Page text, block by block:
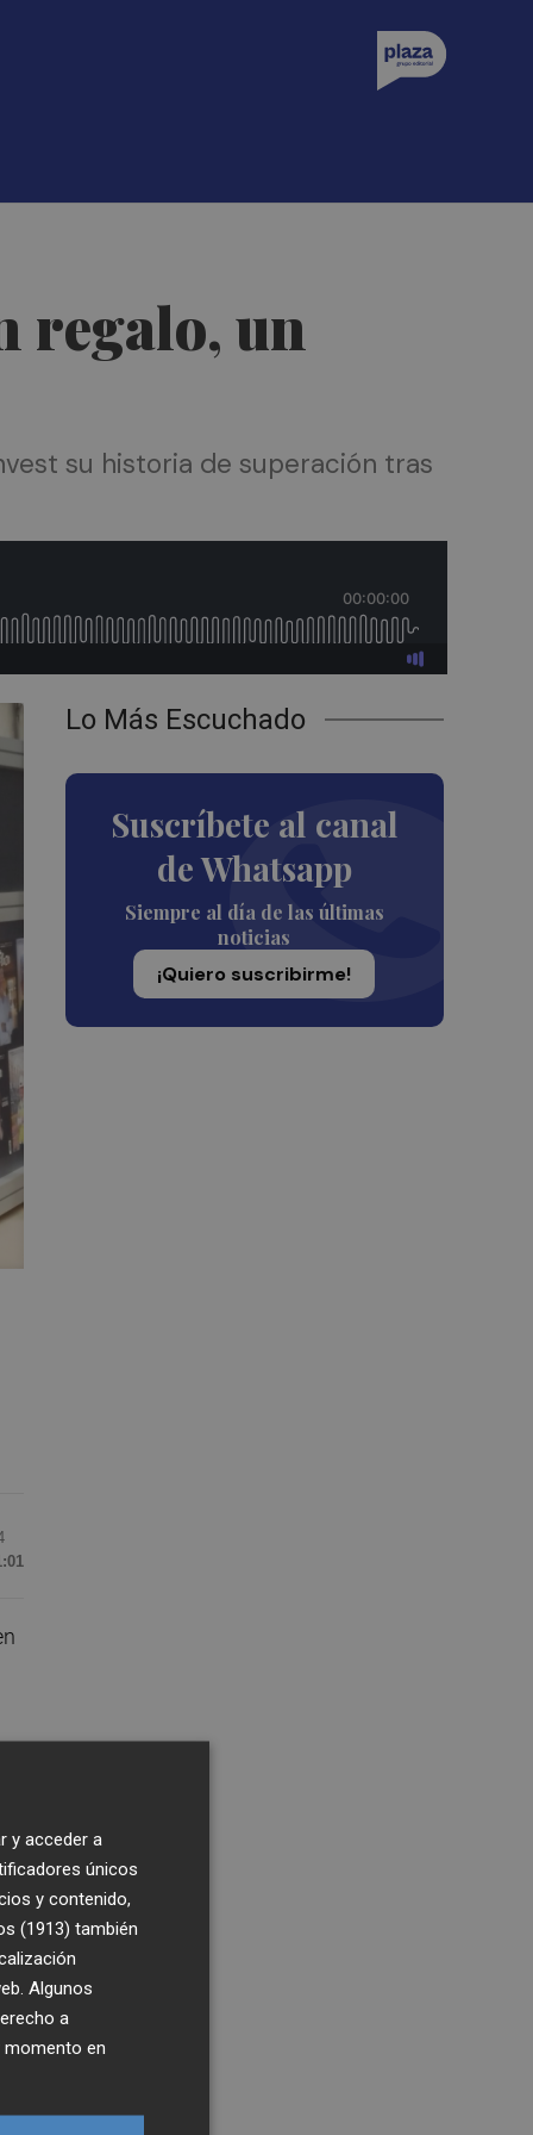
regalo, un
su historia de superación tras
Lo Más Escuchado
Suscríbete al canal
de Whatsapp
Siempre al día de las últimas
noticias
¡Quiero suscribirme!
y acceder a
únicos
y contenido,
(1913) también
Algunos
a
momento en